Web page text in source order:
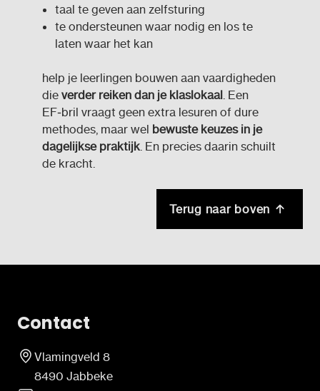
taal te geven aan zelfsturing
te ondersteunen waar nodig en los te
laten waar het kan
help je leerlingen bouwen aan vaardigheden
die verder reiken dan je klaslokaal. Een
EF‑bril vraagt geen extra lesuren of dure
methodes, maar wel bewuste keuzes in je
dagelijkse praktijk. En precies daarin schuilt
de kracht.
Terug naar boven
Contact
Vlamingveld 8
8490 Jabbeke